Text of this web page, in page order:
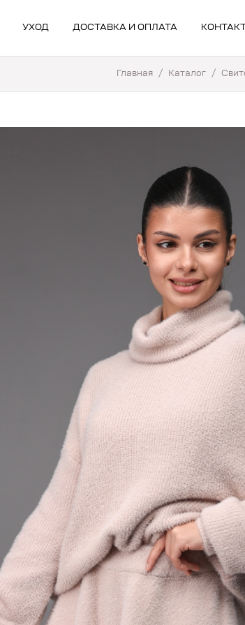
УХОД ДОСТАВКА И ОПЛАТА
Главная / Каталог /